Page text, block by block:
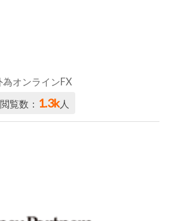
オンラインFX
覧数： 1.3k人